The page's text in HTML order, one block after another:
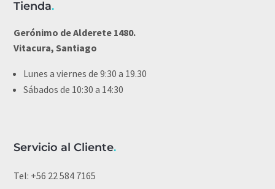
Tienda.
Gerónimo de Alderete 1480.
Vitacura, Santiago
Lunes a viernes de 9:30 a 19.30
Sábados de 10:30 a 14:30
Servicio al Cliente.
Tel: +56 22 584 7165